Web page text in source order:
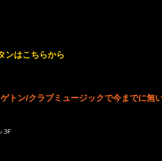
ンはこちらから
トン/クラブミュージックで今までに無
3F